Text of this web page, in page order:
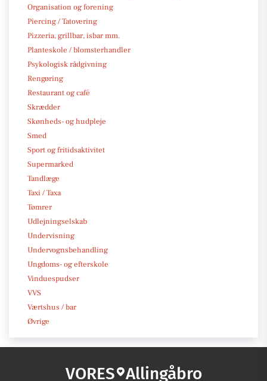
Organisation og forening
Piercing / Tatovering
Pizzeria, grillbar, isbar mm.
Planteskole / blomsterhandler
Psykologisk rådgivning
Rengøring
Restaurant og café
Skrædder
Skønheds- og hudpleje
Smed
Sport og fritidsaktivitet
Supermarked
Tandlæge
Taxi / Taxa
Tømrer
Udlejningselskab
Undervisning
Undervognsbehandling
Ungdoms- og efterskole
Vinduespudser
VVS
Værtshus / bar
Øvrige
VORES Allingåbro